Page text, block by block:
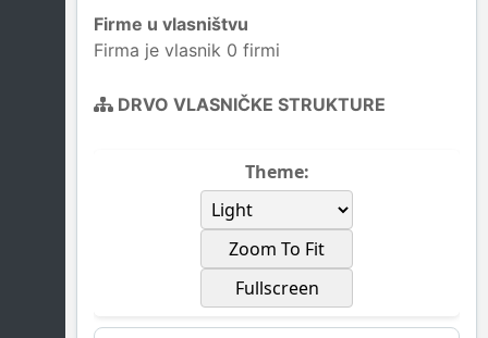
Firme u vlasništvu
Firma je vlasnik 0 firmi
DRVO VLASNIČKE STRUKTURE
Theme:
Zoom To Fit
Fullscreen